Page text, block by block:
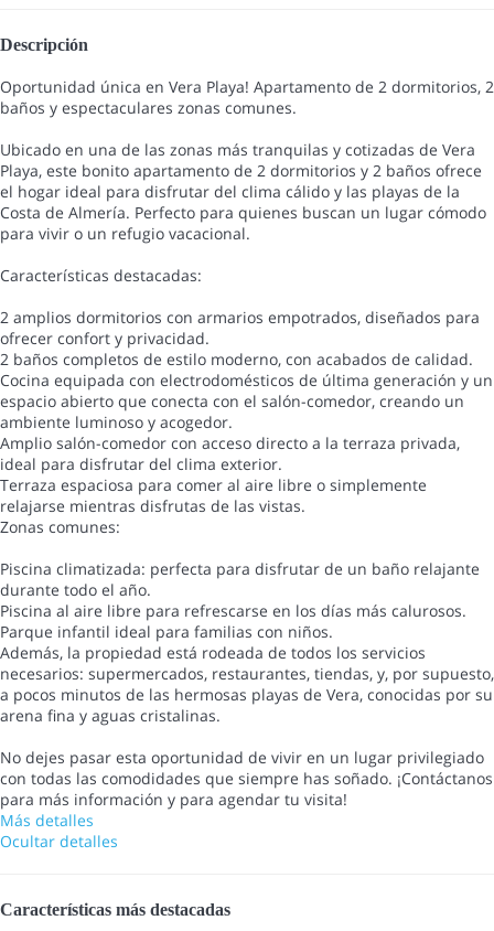
Descripción
Oportunidad única en Vera Playa! Apartamento de 2 dormitorios, 2
baños y espectaculares zonas comunes.
Ubicado en una de las zonas más tranquilas y cotizadas de Vera
Playa, este bonito apartamento de 2 dormitorios y 2 baños ofrece
el hogar ideal para disfrutar del clima cálido y las playas de la
Costa de Almería. Perfecto para quienes buscan un lugar cómodo
para vivir o un refugio vacacional.
Características destacadas:
2 amplios dormitorios con armarios empotrados, diseñados para
ofrecer confort y privacidad.
2 baños completos de estilo moderno, con acabados de calidad.
Cocina equipada con electrodomésticos de última generación y un
espacio abierto que conecta con el salón-comedor, creando un
ambiente luminoso y acogedor.
Amplio salón-comedor con acceso directo a la terraza privada,
ideal para disfrutar del clima exterior.
Terraza espaciosa para comer al aire libre o simplemente
relajarse mientras disfrutas de las vistas.
Zonas comunes:
Piscina climatizada: perfecta para disfrutar de un baño relajante
durante todo el año.
Piscina al aire libre para refrescarse en los días más calurosos.
Parque infantil ideal para familias con niños.
Además, la propiedad está rodeada de todos los servicios
necesarios: supermercados, restaurantes, tiendas, y, por supuesto,
a pocos minutos de las hermosas playas de Vera, conocidas por su
arena fina y aguas cristalinas.
No dejes pasar esta oportunidad de vivir en un lugar privilegiado
con todas las comodidades que siempre has soñado. ¡Contáctanos
para más información y para agendar tu visita!
Más detalles
Ocultar detalles
Características más destacadas